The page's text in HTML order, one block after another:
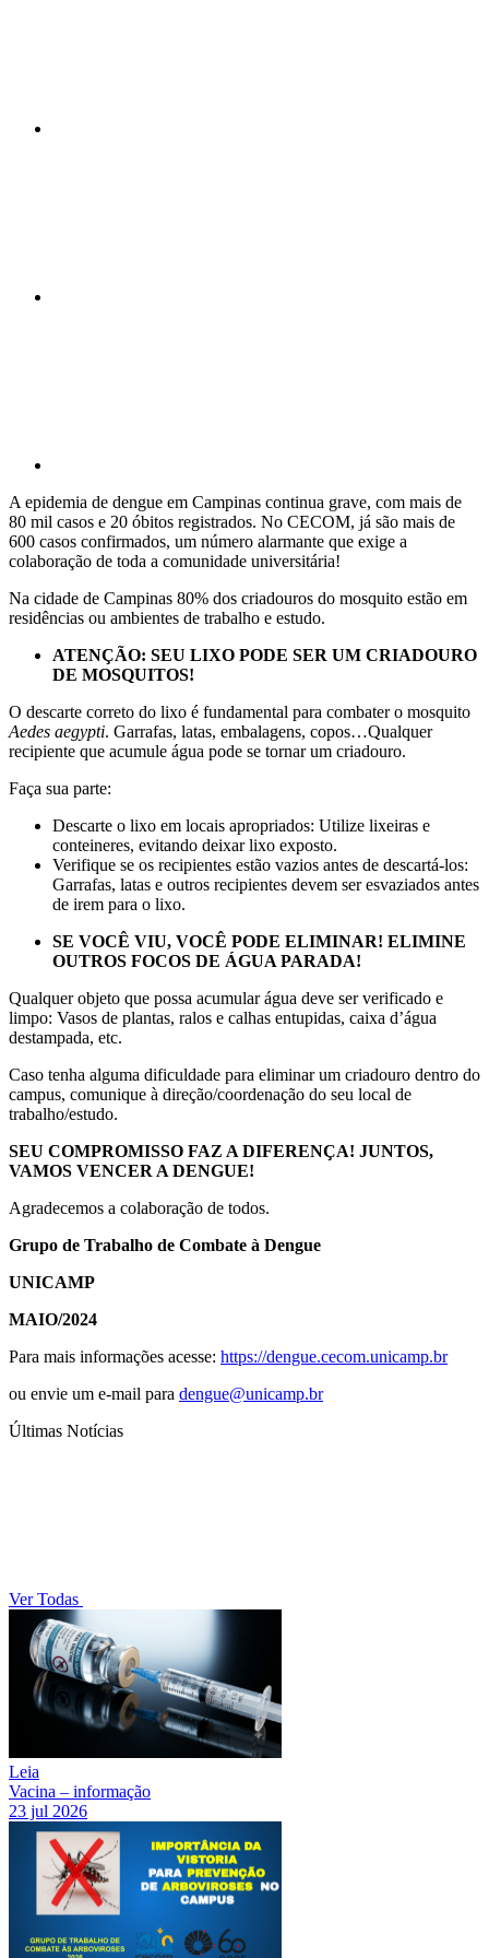
A epidemia de dengue em Campinas continua grave, com mais de
80 mil casos e 20 óbitos registrados. No CECOM, já são mais de
600 casos confirmados, um número alarmante que exige a
colaboração de toda a comunidade universitária!
Na cidade de Campinas 80% dos criadouros do mosquito estão em
residências ou ambientes de trabalho e estudo.
ATENÇÃO: SEU LIXO PODE SER UM CRIADOURO
DE MOSQUITOS!
O descarte correto do lixo é fundamental para combater o mosquito
Aedes aegypti. Garrafas, latas, embalagens, copos…Qualquer
recipiente que acumule água pode se tornar um criadouro.
Faça sua parte:
Descarte o lixo em locais apropriados: Utilize lixeiras e
conteineres, evitando deixar lixo exposto.
Verifique se os recipientes estão vazios antes de descartá-los:
Garrafas, latas e outros recipientes devem ser esvaziados antes
de irem para o lixo.
SE VOCÊ VIU, VOCÊ PODE ELIMINAR! ELIMINE
OUTROS FOCOS DE ÁGUA PARADA!
Qualquer objeto que possa acumular água deve ser verificado e
limpo: Vasos de plantas, ralos e calhas entupidas, caixa d’água
destampada, etc.
Caso tenha alguma dificuldade para eliminar um criadouro dentro do
campus, comunique à direção/coordenação do seu local de
trabalho/estudo.
SEU COMPROMISSO FAZ A DIFERENÇA! JUNTOS,
VAMOS VENCER A DENGUE!
Agradecemos a colaboração de todos.
Grupo de Trabalho de Combate à Dengue
UNICAMP
MAIO/2024
Para mais informações acesse: https://dengue.cecom.unicamp.br
ou envie um e-mail para dengue@unicamp.br
Últimas Notícias
Ver Todas
Leia
Vacina – informação
23 jul 2026